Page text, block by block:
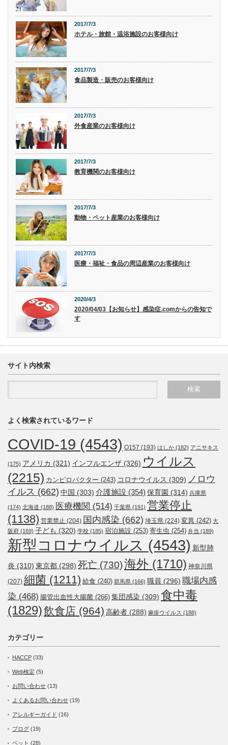
2017/7/3
ホテル・旅館・温浴施設のお客様向け
2017/7/3
食品製造・販売のお客様向け
2017/7/3
外食産業のお客様向け
2017/7/3
教育機関のお客様向け
2017/7/3
動物・ペット産業のお客様向け
2017/7/3
医療・福祉・食品の周辺産業のお客様向け
2020/4/3
2020/04/03【お知らせ】感染症.comからの告知で
す
サイト内検索
よく検索されているワード
COVID-19 (4543) O157 (193) はしか (182) アニサキス
(175) アメリカ (321) インフルエンザ (326) ウイルス
(2215) カンピロバクター (243) コロナウイルス (309) ノロウ
イルス (662) 中国 (303) 介護施設 (354) 保育園 (314) 兵庫県
(174) 北海道 (188) 医療機関 (514) 千葉県 (191) 営業停止
(1138) 営業禁止 (204) 国内感染 (662) 埼玉県 (224) 変異 (242) 大
阪府 (169) 子ども (320) 学校 (185) 宿泊施設 (253) 寄生虫 (254) 弁当 (189)
新型コロナウイルス (4543) 新型肺
炎 (310) 東京都 (298) 死亡 (730)海外 (1710) 神奈川県
(207) 細菌 (1211) 給食 (240) 群馬県 (166) 職員 (296) 職場内感
染 (468) 腸管出血性大腸菌 (266) 集団感染 (309) 食中毒
(1829)飲食店 (964) 高齢者 (288) 麻疹ウイルス (188)
カテゴリー
HACCP (33)
Web検定 (5)
お問い合わせ (13)
よくあるお問い合わせ (19)
アレルギーガイド (16)
ブログ (19)
ペット (28)